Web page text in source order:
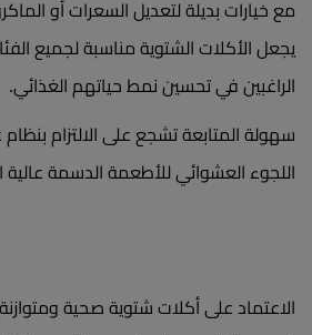
مع خيارات بديلة لتعديل السعرات أو
يجعل الأكلات الشتوية مناسبة لجميع
الراغبين في تحسين نمط حياتهم الغذائي.
سهولة المتابعة تشجع على الالتزام
اللجوء العشوائي للأطعمة الدسمة عالية
الاعتماد على أكلات شتوية صحية